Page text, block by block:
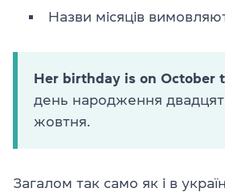
Назви місяців
Her birthday is on October
день народження
жовтня.
Загалом так само як і в